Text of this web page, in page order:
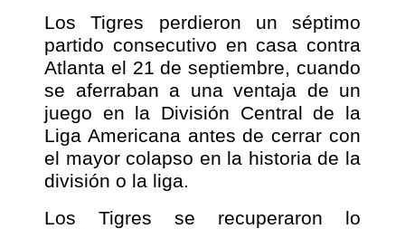
Los Tigres perdieron un séptimo
partido consecutivo en casa contra
Atlanta el 21 de septiembre, cuando
se aferraban a una ventaja de un
juego en la División Central de la
Liga Americana antes de cerrar con
el mayor colapso en la historia de la
división o la liga.
Los Tigres se recuperaron lo